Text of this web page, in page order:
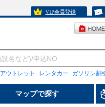
VIP会員登録
アウトレット レンタカー ガソリン割引
マップで探す